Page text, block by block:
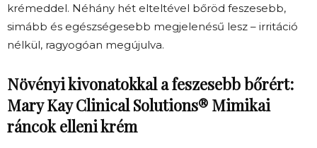
krémeddel. Néhány hét elteltével bőröd feszesebb,
simább és egészségesebb megjelenésű lesz – irritáció
nélkül, ragyogóan megújulva.
Növényi kivonatokkal a feszesebb bőrért:
Mary Kay Clinical Solutions® Mimikai
ráncok elleni krém